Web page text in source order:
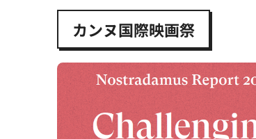
カンヌ国際映画祭